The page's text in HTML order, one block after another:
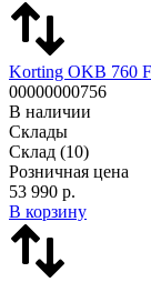
Korting OKB 760
00000000756
В наличии
Склады
Склад (10)
Розничная цена
53 990 р.
В корзину